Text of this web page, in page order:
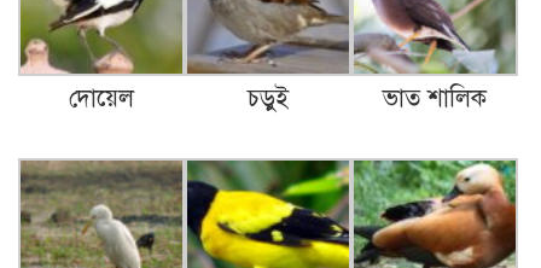
দোয়েল চড়ুই ভাত শালিক